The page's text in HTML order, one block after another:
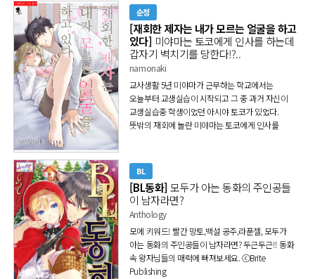
속삭이고- 처음 느껴보는 서투르면서도 엇갈리는
사랑의 시작! ⓒTouko Ikura
순정
[재회한 제자는 내가 모르는 얼굴을 하고
있다] 미야마는 토코에게 인사를 하는데
갑자기 벽치기를 당한다!?..
namonaki
교사생활 5년 미야마가 근무하는 학교에서는
오늘부터 교생실습이 시작되고 그 중 과거 자신이
교생실습중 학생이었던 아시야 토코가 있었다.
뜻밖의 재회에 놀란 미야마는 토코에게 인사를
모르는 얼굴을 하고 있다 ⓒnamonaki
BL
[BL동화]모두가 아는 동화의 주인공들
이 남자라면?
Anthology
모에 키워드! 빨간 망토,백설 공주,라푼젤, 모두가
아는 동화의 주인공들이 남자라면?두근두근!! 동화
속 왕자님들의 매력에 빠져보세요. ⓒBrite
Publishing